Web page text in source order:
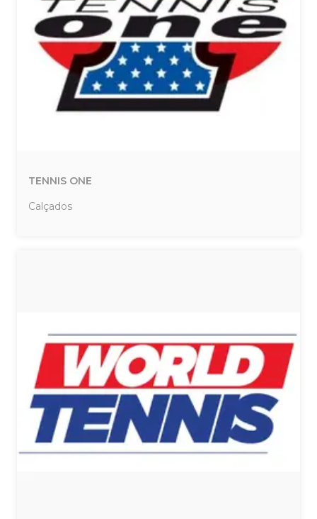
TENNIS ONE
Calçados